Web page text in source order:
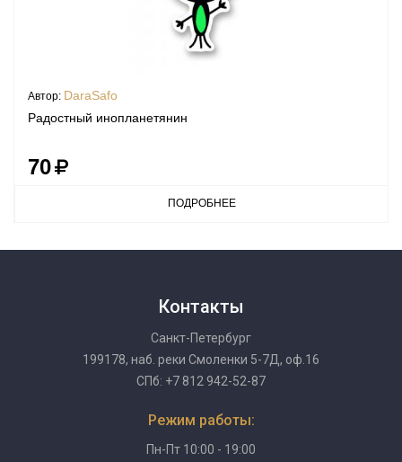
Автор: DaraSafo
Радостный инопланетянин
70
ПОДРОБНЕЕ
Контакты
Санкт-Петербург
199178, наб. реки Смоленки 5-7Д, оф.16
СПб: +7 812 942-52-87
Режим работы:
Пн-Пт 10:00 - 19:00